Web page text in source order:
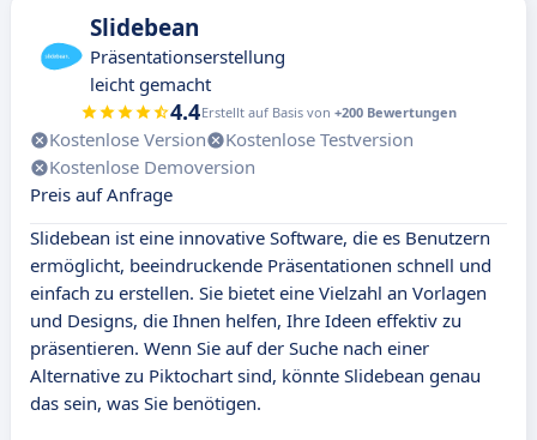
Slidebean
Präsentationserstellung
leicht gemacht
4.4Erstellt auf Basis von +200 Bewertungen
Kostenlose Version
Kostenlose Testversion
Kostenlose Demoversion
Preis auf Anfrage
Slidebean ist eine innovative Software, die es Benutzern
ermöglicht, beeindruckende Präsentationen schnell und
einfach zu erstellen. Sie bietet eine Vielzahl an Vorlagen
und Designs, die Ihnen helfen, Ihre Ideen effektiv zu
präsentieren. Wenn Sie auf der Suche nach einer
Alternative zu Piktochart sind, könnte Slidebean genau
das sein, was Sie benötigen.